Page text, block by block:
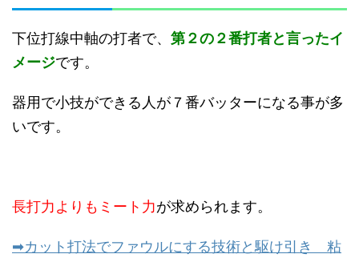
下位打線中軸の打者で、 第２の２番打者と言ったイ
メージです。
器用で小技ができる人が７番バッターになる事が多
いです。
長打力よりもミート力が求められます。
➡カット打法でファウルにする技術と駆け引き 粘